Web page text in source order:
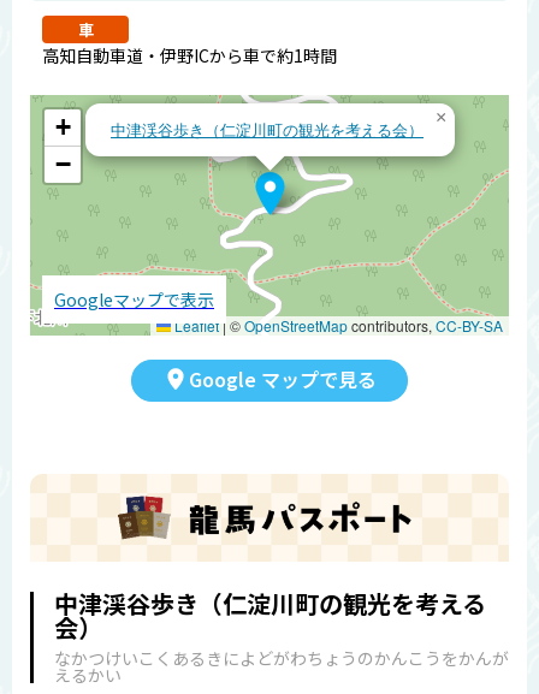
車
高知自動車道・伊野ICから車で約1時間
中津渓谷歩き（仁淀川町の観光を考える会）
×
+
−
Leaflet | ©OpenStreetMapcontributors, CC-BY-SA
Googleマップで表示
Google マップで見る
中津渓谷歩き（仁淀川町の観光を考える
会）
なかつけいこくあるきによどがわちょうのかんこうをかんが
えるかい